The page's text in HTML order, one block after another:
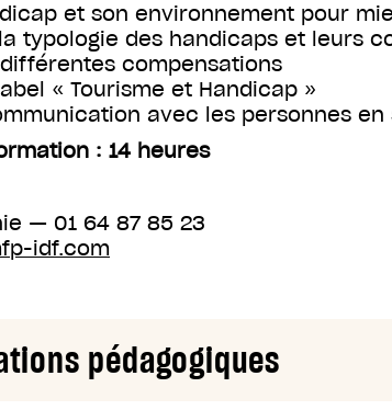
et son environnement pour
typologie des handicaps et leurs
compensations
« Tourisme et Handicap »
avec les personnes
: 14 heures
— 01 64 87 85 23
idf.com
pédagogiques